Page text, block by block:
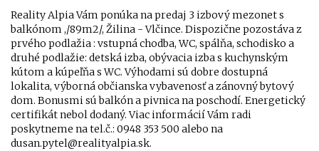
Reality Alpia Vám ponúka na predaj 3 izbový mezonet s
balkónom ,/89m2/, Žilina - Vlčince. Dispozične pozostáva z
prvého podlažia : vstupná chodba, WC, spálňa, schodisko a
druhé podlažie: detská izba, obývacia izba s kuchynským
kútom a kúpeľňa s WC. Výhodami sú dobre dostupná
lokalita, výborná občianska vybavenosť a zánovný bytový
dom. Bonusmi sú balkón a pivnica na poschodí. Energetický
certifikát nebol dodaný. Viac informácií Vám radi
poskytneme na tel.č.: 0948 353 500 alebo na
dusan.pytel@realityalpia.sk.